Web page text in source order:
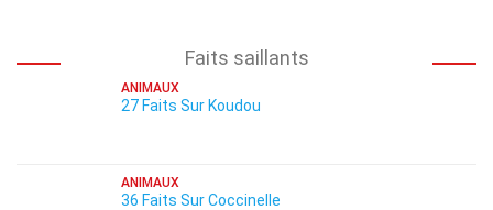
Faits saillants
ANIMAUX
27 Faits Sur Koudou
ANIMAUX
36 Faits Sur Coccinelle